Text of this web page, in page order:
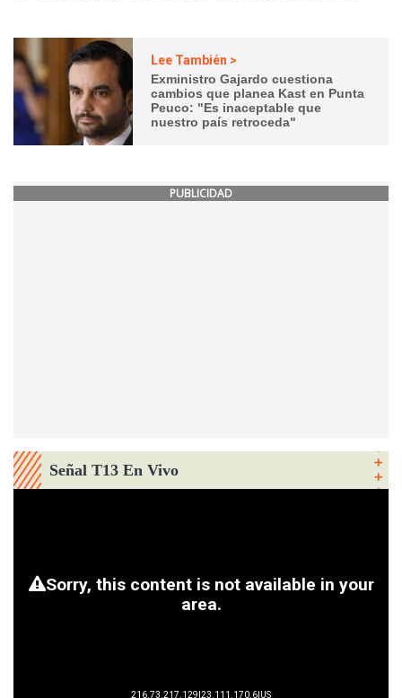
Lee También >
Exministro Gajardo cuestiona
cambios que planea Kast en Punta
Peuco: "Es inaceptable que
nuestro país retroceda"
PUBLICIDAD
Señal T13 En Vivo